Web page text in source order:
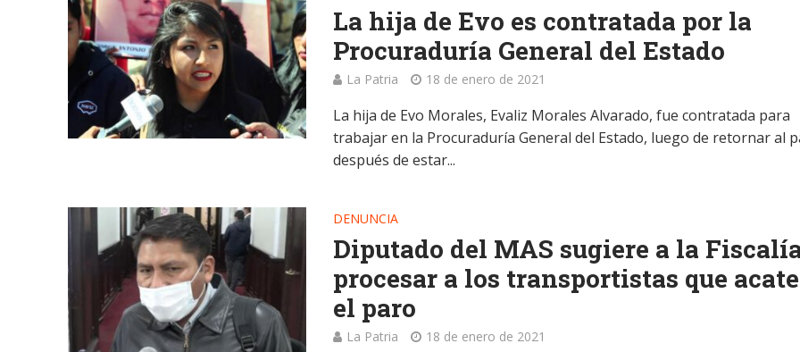
La hija de Evo es contratada por la
Procuraduría General del Estado
La Patria 18 de enero de 2021
La hija de Evo Morales, Evaliz Morales Alvarado, fue contratada para
trabajar en la Procuraduría General del Estado, luego de retornar al
después de estar...
DENUNCIA
Diputado del MAS sugiere a la
procesar a los transportistas que
el paro
La Patria 18 de enero de 2021